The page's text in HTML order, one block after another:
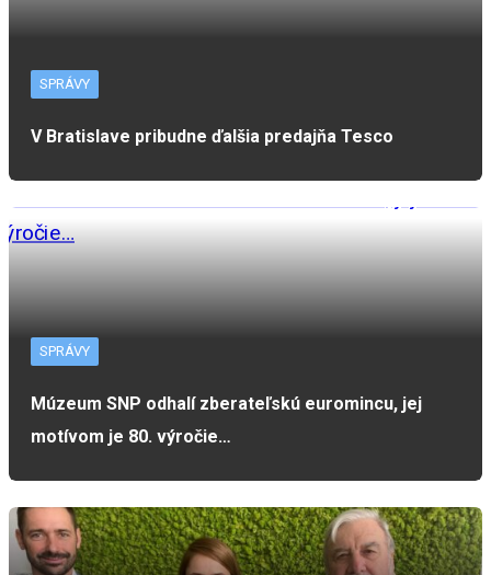
SPRÁVY
V Bratislave pribudne ďalšia predajňa Tesco
SPRÁVY
Múzeum SNP odhalí zberateľskú euromincu, jej
motívom je 80. výročie…